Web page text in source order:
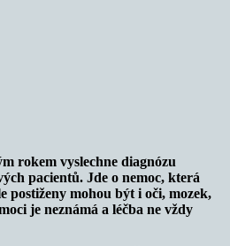
rokem vyslechne diagnózu
pacientů. Jde o nemoc, která
postiženy mohou být i oči, mozek,
je neznámá a léčba ne vždy